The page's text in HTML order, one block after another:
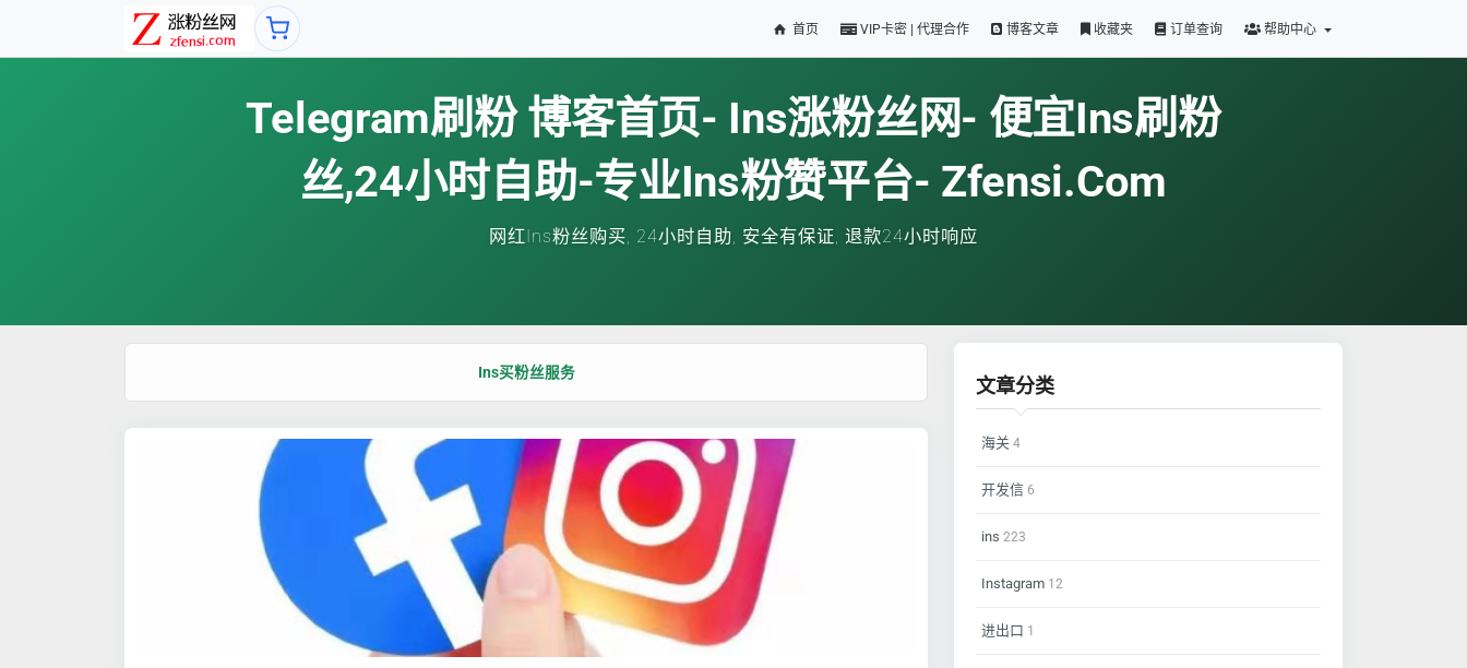
首页 VIP卡密 | 代理合作 博客文章 收藏夹 订单查询 帮助中心
Telegram刷粉 博客首页- Ins涨粉丝网- 便宜ins刷粉
丝,24小时自助-专业ins粉赞平台- Zfensi.com
网红Ins粉丝购买, 24小时自助, 安全有保证, 退款24小时响应
Ins买粉丝服务
文章分类
海关 4
开发信 6
ins 223
Instagram 12
进出口 1